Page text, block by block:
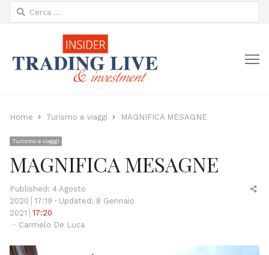
Ricerca
per:
Home Turismo e viaggi MAGNIFICA MESAGNE
Turismo e viaggi
MAGNIFICA MESAGNE
Published: 4 Agosto
2020
17:19
Updated: 8 Gennaio
2021
17:20
Author
Carmelo De Luca